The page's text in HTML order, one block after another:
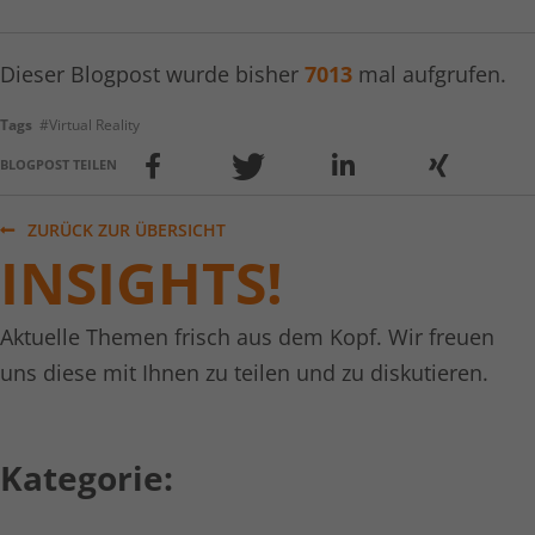
Dieser Blogpost wurde bisher 7013 mal aufgrufen.
Tags #Virtual Reality
BLOGPOST TEILEN
ZURÜCK ZUR ÜBERSICHT
INSIGHTS!
Aktuelle Themen frisch aus dem Kopf. Wir freuen
uns diese mit Ihnen zu teilen und zu diskutieren.
Kategorie:
Laufzeit 1 Tag
Bewertungsplattform kununu.com
erkennen.
Name kununu_country
Anbieter kununu.com
Zweck
Bewertungsplattform kununu.com für